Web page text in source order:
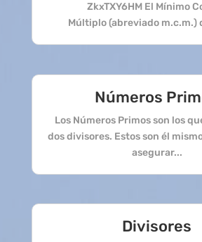
ZkxTXY6HM El Mínimo
Múltiplo (abreviado m.c.m.)
Números
Los Números Primos son los
dos divisores. Estos son él
asegurar...
Divisores